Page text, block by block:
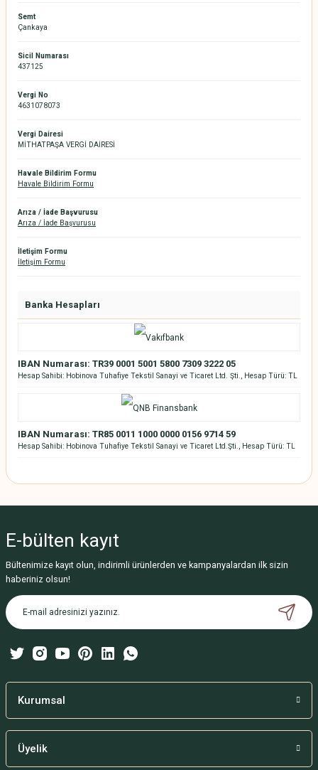
Semt
Çankaya
Sicil Numarası
437125
Vergi No
4631078073
Vergi Dairesi
MİTHATPAŞA VERGİ DAİRESİ
Havale Bildirim Formu
Havale Bildirim Formu
Arıza / İade Başvurusu
Arıza / İade Başvurusu
İletişim Formu
İletişim Formu
Banka Hesapları
IBAN Numarası: TR39 0001 5001 5800 7309 3222 05
Hesap Sahibi: Hobinova Tuhafiye Tekstil Sanayi ve Ticaret Ltd. Şti., Hesap Türü: TL
IBAN Numarası: TR85 0011 1000 0000 0156 9714 59
Hesap Sahibi: Hobinova Tuhafiye Tekstil Sanayi ve Ticaret Ltd.Şti., Hesap Türü: TL
E-bülten kayıt
Bültenimize kayıt olun, indirimli ürünlerden ve kampanyalardan ilk sizin
haberiniz olsun!
Kurumsal
Üyelik